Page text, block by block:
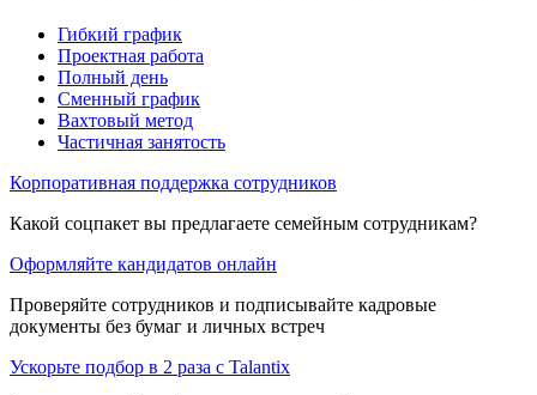
Гибкий график
Проектная работа
Полный день
Сменный график
Вахтовый метод
Частичная занятость
Корпоративная поддержка сотрудников
Какой соцпакет вы предлагаете семейным сотрудникам?
Оформляйте кандидатов онлайн
Проверяйте сотрудников и подписывайте кадровые
документы без бумаг и личных встреч
Ускорьте подбор в 2 раза с Talantix